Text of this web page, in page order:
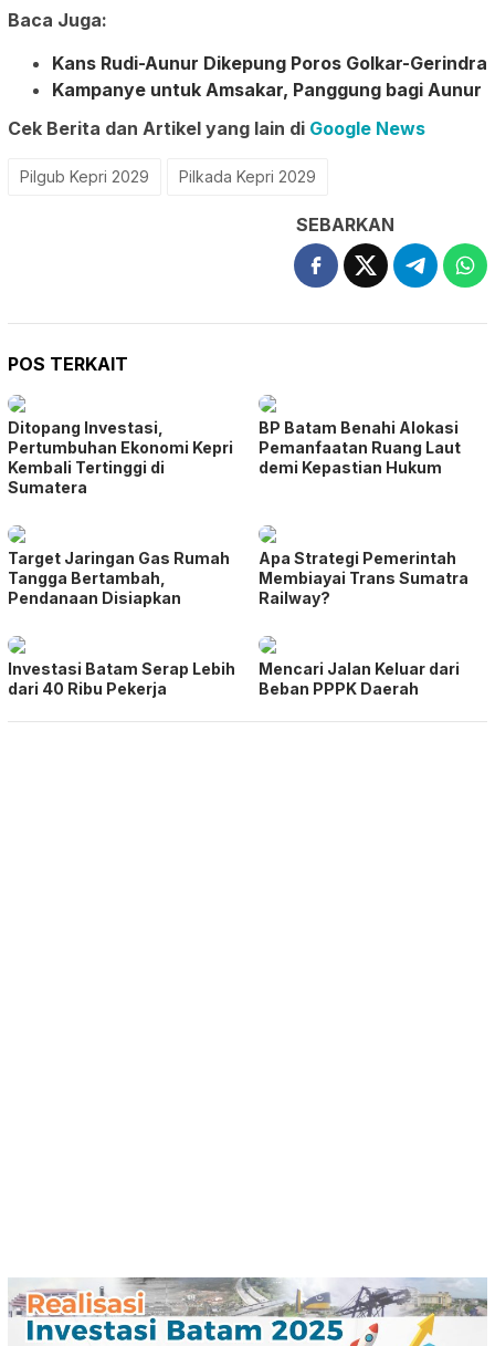
Baca Juga:
Kans Rudi-Aunur Dikepung Poros Golkar-Gerindra
Kampanye untuk Amsakar, Panggung bagi Aunur
Cek Berita dan Artikel yang lain di Google News
Pilgub Kepri 2029 Pilkada Kepri 2029
SEBARKAN
POS TERKAIT
Ditopang Investasi,
Pertumbuhan Ekonomi Kepri
Kembali Tertinggi di
Sumatera
BP Batam Benahi Alokasi
Pemanfaatan Ruang Laut
demi Kepastian Hukum
Target Jaringan Gas Rumah
Tangga Bertambah,
Pendanaan Disiapkan
Apa Strategi Pemerintah
Membiayai Trans Sumatra
Railway?
Investasi Batam Serap Lebih
dari 40 Ribu Pekerja
Mencari Jalan Keluar dari
Beban PPPK Daerah